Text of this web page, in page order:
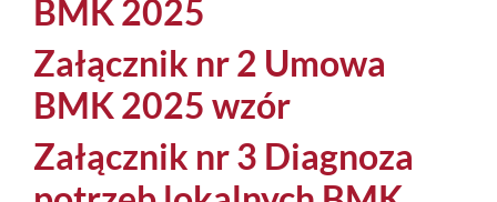
BMK 2025
Załącznik nr 2 Umowa
BMK 2025 wzór
Załącznik nr 3 Diagnoza